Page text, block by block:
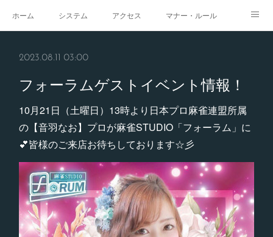
ホーム システム アクセス マナー・ルール
2023.08.11 03:00
フォーラムゲストイベント情報！
10月21日（土曜日）13時より日本プロ麻雀連盟所属
の【音羽なお】プロが麻雀STUDIO「フォーラム」に
💕皆様のご来店お待ちしております☆彡